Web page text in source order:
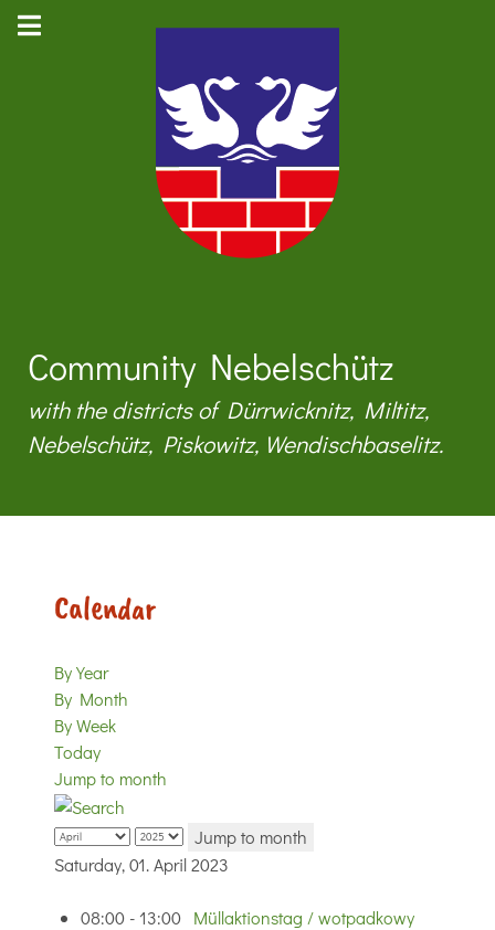
Community Nebelschütz
with the districts of Dürrwicknitz, Miltitz,
Nebelschütz, Piskowitz, Wendischbaselitz.
Calendar
By Year
By Month
By Week
Today
Jump to month
Jump to month
Saturday, 01. April 2023
08:00 - 13:00 Müllaktionstag / wotpadkowy